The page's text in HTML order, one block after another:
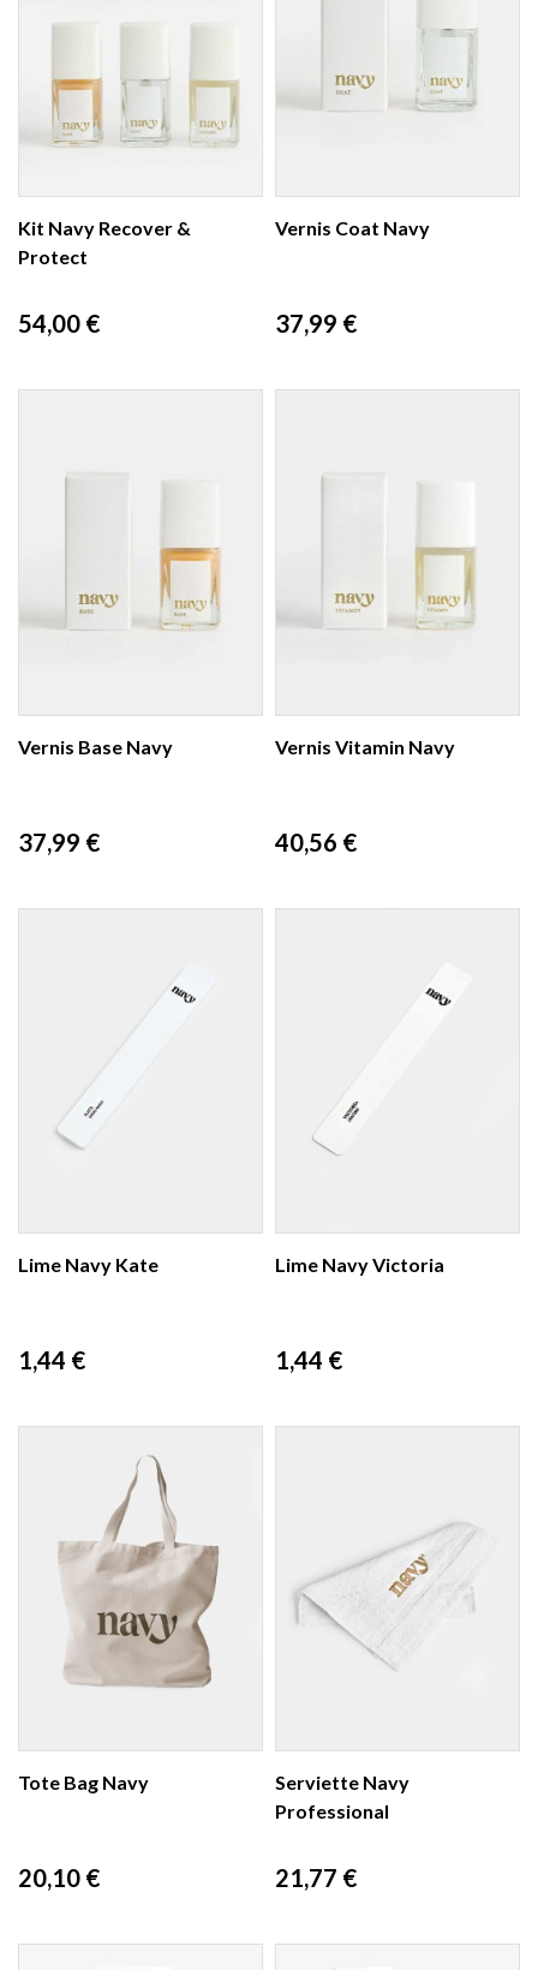
Kit Navy Recover &
Protect
Prix
54,00 €
Vernis Coat Navy
Prix
37,99 €
Vernis Base Navy
Prix
37,99 €
Vernis Vitamin Navy
Prix
40,56 €
Lime Navy Kate
Prix
1,44 €
Lime Navy Victoria
Prix
1,44 €
Tote Bag Navy
Prix
20,10 €
Serviette Navy
Professional
Prix
21,77 €